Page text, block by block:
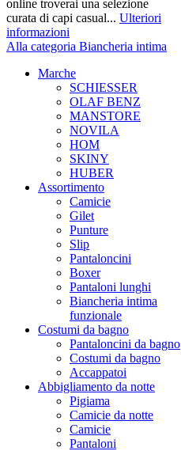
online troverai una selezione
curata di capi casual... Ulteriori
informazioni
Alla categoria Biancheria intima
Marche
SCHIESSER
OLAF BENZ
MANSTORE
NOVILA
HOM
SKINY
HUBER
Assortimento
Camicie
Gilet
Punture
Slip
Pantaloncini
Boxer
Pantaloni lunghi
Biancheria intima
funzionale
Costumi da bagno
Pantaloncini da bagno
Costumi da bagno
Accappatoi
Abbigliamento da notte
Pigiama
Camicie da notte
Camicie
Pantaloni